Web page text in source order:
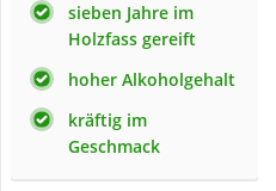
sieben Jahre im
Holzfass gereift
hoher Alkoholgehalt
kräftig im
Geschmack